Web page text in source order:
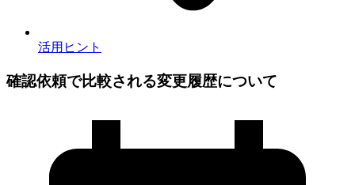
活用ヒント
確認依頼で比較される変更履歴について